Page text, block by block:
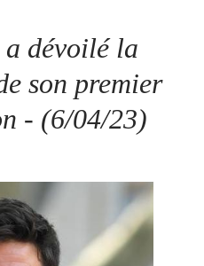
dévoilé la
son premier
- (6/04/23)